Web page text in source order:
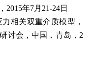
2015年7月 21-24日
相关双重介质模型，
讨会，中国，青岛， 2